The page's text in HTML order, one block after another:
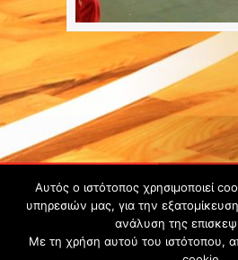
Copyright
2020 -
All rights
Αυτός ο ιστότοπος χρησιμοποιεί
υπηρεσιών μας, για την
ανάλυση της
Με τη χρήση αυτού του ιστότοπου,